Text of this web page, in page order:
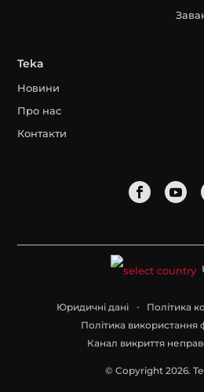
Teka
Новини
Про нас
Контакти
Юридичні дані
Політика
Політика використання
Канал викриття
© Copyright 2026.